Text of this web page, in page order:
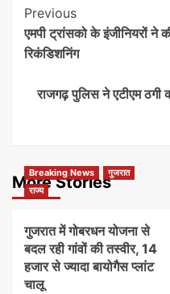
Post
Navigation
Previous
एमपी ट्रांसको के इंजीनियरों ने
रिकंडिशनिंग
राजगढ़ पुलिस ने एटीएम ठगी
More Stories
Breaking News
गुजरात
राज्य
गुजरात में गोबरधन योजना से
बदल रही गांवों की तस्वीर, 14
हजार से ज्यादा बायोगैस प्लांट
चालू